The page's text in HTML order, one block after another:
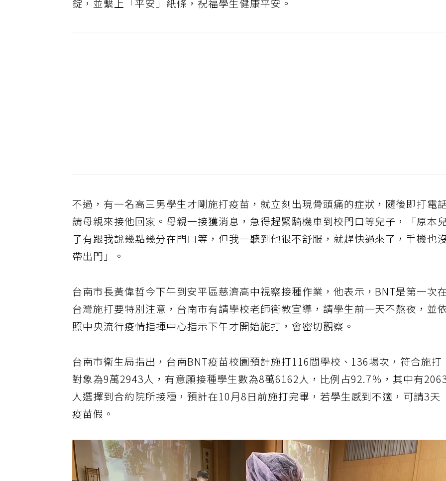
錠，並繫上「平安」紙條，祝福學生健康平安。
不過，有一名高三男學生才剛施打疫苗，就立刻出現骨頭痛的症狀，隨後即打電
請母親來接他回家。母親一接獲消息，急得趕緊騎機車到校門口等兒子，「原本
子有跟我說幾點幾分在門口等，但我一聽到他很不舒服，就趕快過來了，手機也
帶出門」。
台南市長黃偉哲今下午到安平區慈濟高中視察接種作業，他表示，BNT是第一次
台灣施打要特別注意，台南市有請學校老師衛教宣導，請學生前一天不熬夜，並
照中央流行疫情指揮中心指示下午才開始施打，會密切觀察。
台南市衛生局指出，台南BNT疫苗校園預計施打116間學校、136場次，符合施打
對象為9萬2943人，有意願接種學生數為8萬6162人，比例占92.7％，其中有
人選擇到合約院所接種，預計在10月8日前施打完畢，若學生感到不適，可請3天
疫苗假。